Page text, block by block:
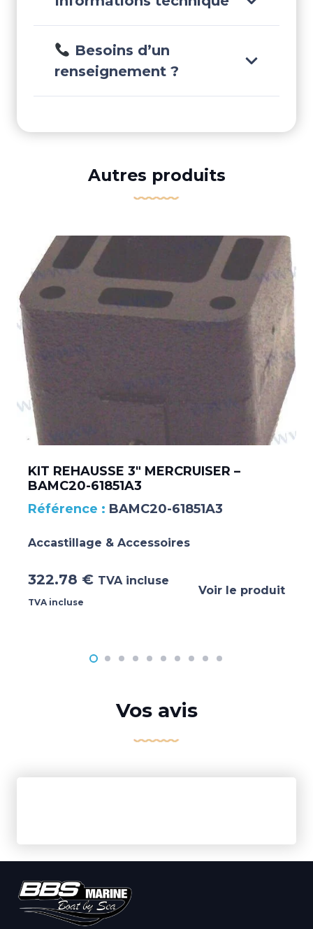
Besoins d’un
renseignement ?
Autres produits
KIT REHAUSSE 3″ MERCRUISER –
BAMC20-61851A3
BAMC20-61851A3
Accastillage & Accessoires
322.78 € TVA incluse
TVA incluse
Voir le produit
Vos avis